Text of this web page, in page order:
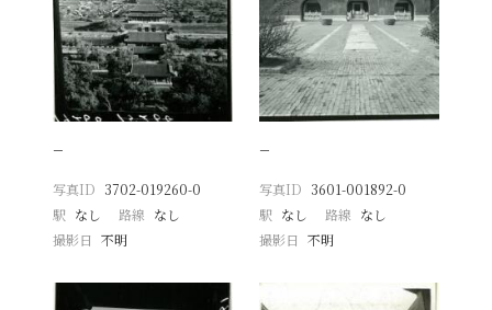
−
写真ID 3702-019260-0
駅 なし 路線 なし
撮影日
不明
−
写真ID 3601-001892-0
駅 なし 路線 なし
撮影日 不明